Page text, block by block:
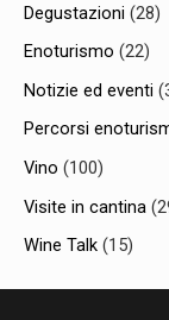
Degustazioni (28)
Enoturismo (22)
Notizie ed eventi
Percorsi
Vino (100)
Visite in cantina
Wine Talk (15)